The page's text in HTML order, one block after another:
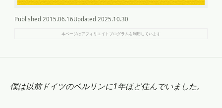
Published 2015.06.16Updated 2025.10.30
本ページはアフィリエイトプログラムを利用しています
僕は以前ドイツのベルリンに1年ほど住んでいました。